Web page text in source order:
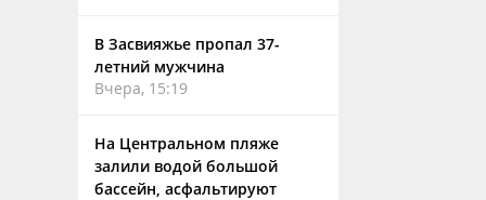
В Засвияжье пропал 37-
летний мужчина
Вчера, 15:19
На Центральном пляже
залили водой большой
бассейн, асфальтируют